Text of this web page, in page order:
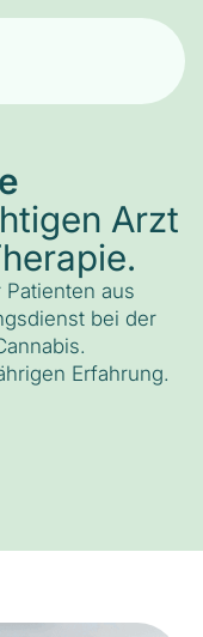
Arzt
aus
bei der
Erfahrung.